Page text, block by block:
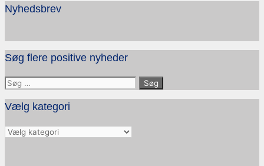
Nyhedsbrev
Søg flere positive nyheder
Søg
efter:
Vælg kategori
Vælg